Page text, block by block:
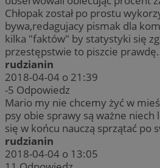
Chłopak został po prostu
bywa,redagujacy pismak dla
kilka "faktów" by statystyki się
przestępstwie to piszcie prawdę.
rudzianin
2018-04-04 o 21:39
-5 Odpowiedz
Mario my nie chcemy żyć w
psy obie sprawy są ważne
się w końcu nauczą sprzątać po
rudzianin
2018-04-04 o 13:05